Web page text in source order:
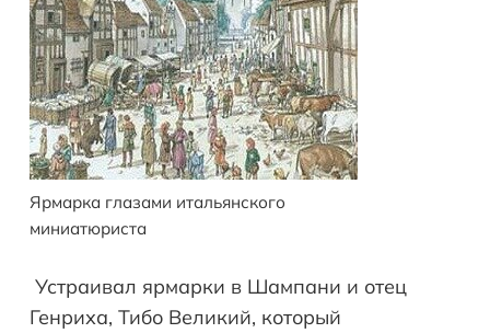
Ярмарка глазами итальянского
миниатюриста
Устраивал ярмарки в Шампани и отец
Генриха, Тибо Великий, который